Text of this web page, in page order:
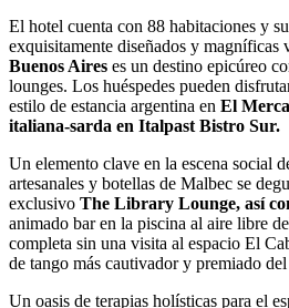
El hotel cuenta con 88 habitaciones y
exquisitamente diseñados y magníficas
Buenos Aires es un destino epicúreo
lounges. Los huéspedes pueden
estilo de estancia argentina en El
italiana-sarda en Italpast Bistro Sur.
Un elemento clave en la escena social
artesanales y botellas de Malbec se
exclusivo The Library Lounge, así
animado bar en la piscina al aire libre
completa sin una visita al espacio El
de tango más cautivador y premiado
Un oasis de terapias holísticas para el